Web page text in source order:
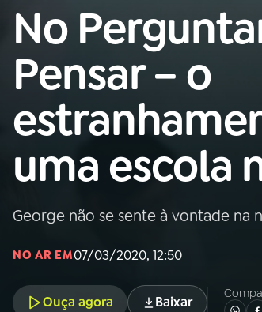
Buscar
na
Rádio
MEC
01 INÍCIO
02A RÁDIO
03PROGRAMAÇÃO
No
Pensar – o
uma escola
George não se sente à vontade na
NO AR EM07/03/2020, 12:50
Ouça agora Baixar